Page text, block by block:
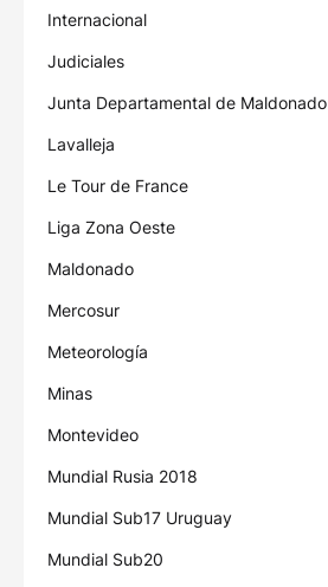
Internacional
Judiciales
Junta Departamental de Maldonado
Lavalleja
Le Tour de France
Liga Zona Oeste
Maldonado
Mercosur
Meteorología
Minas
Montevideo
Mundial Rusia 2018
Mundial Sub17 Uruguay
Mundial Sub20